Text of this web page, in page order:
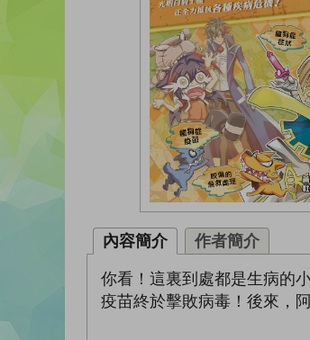
內容簡介 作者簡介
你看！這裏到處都是生病的
疫苗終於擊敗病毒！後來，